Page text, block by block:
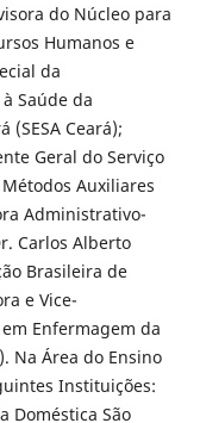
do Núcleo para
Humanos e
da
Saúde da
(SESA Ceará);
Geral do Serviço
Auxiliares
Administrativo-
Carlos Alberto
Brasileira de
e Vice-
Enfermagem da
Na Área do Ensino
Instituições:
Doméstica São